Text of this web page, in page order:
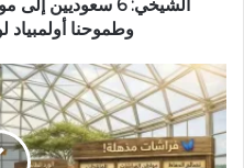
الشيخي: 6 سعوديين
وطموحنا أولمبياد